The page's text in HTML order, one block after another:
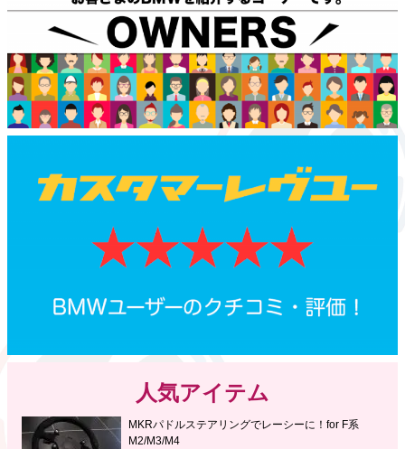
人気アイテム
MKRパドルステアリングでレーシーに！for F系
M2/M3/M4